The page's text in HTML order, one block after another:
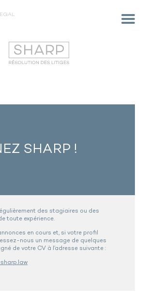
SHARP !
des stagiaires ou des
toute expérience.
en cours et, si votre profil
nous un message de quelques
de votre CV à l’adresse suivante :